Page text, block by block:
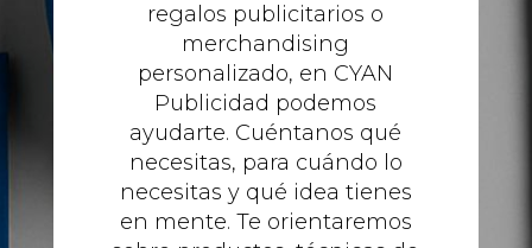
regalos publicitarios o
merchandising
personalizado, en CYAN
Publicidad podemos
ayudarte. Cuéntanos qué
necesitas, para cuándo lo
necesitas y qué idea tienes
en mente. Te orientaremos